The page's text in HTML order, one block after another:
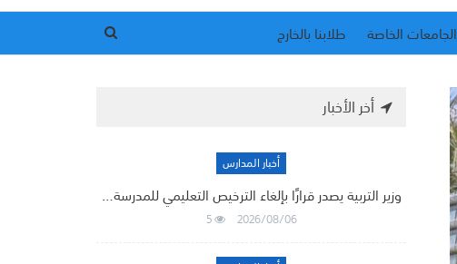
الجامعات الخاصة
طلابنا بالخارج
أخر الأخبار
أخبار المدارس
وزير التربية يصدر قرارًا بإلغاء الترخيص التعليمي للمدرسة…
2026/08/06
5